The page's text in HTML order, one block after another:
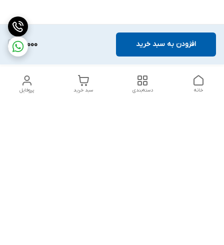
110,000 افزودن به سبد خرید
پروفایل سبد خرید دسته‌بندی خانه